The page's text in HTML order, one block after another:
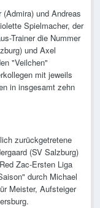
und Andreas
Spielmacher, der
Trainer die Nummer
und Axel
"Veilchen"
mit jeweils
in insgesamt zehn
zurückgetretene
(SV Salzburg)
Zac-Ersten Liga
durch Michael
Meister, Aufsteiger